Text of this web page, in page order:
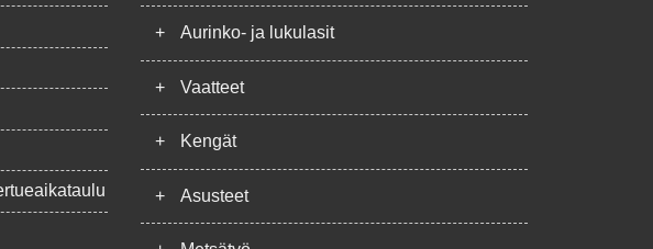
+ Aurinko- ja lukulasit
+ Vaatteet
+ Kengät
+ Asusteet